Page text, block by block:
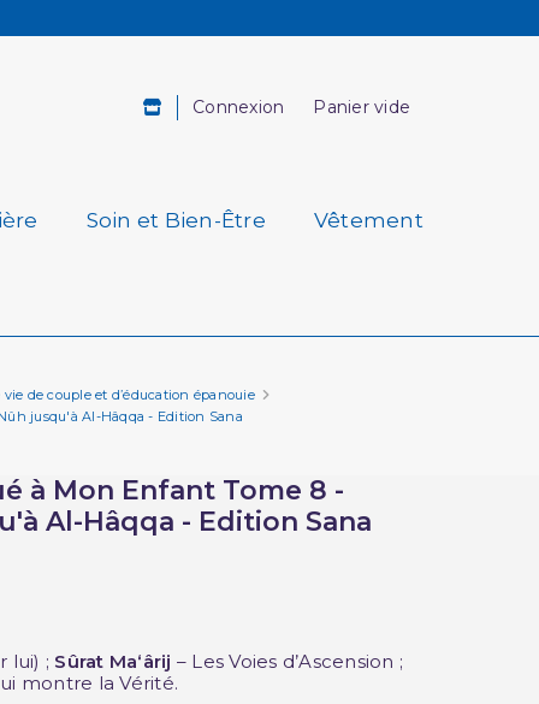
Connexion Panier vide
Soin et Bien-Être Vêtement
de couple et d’éducation épanouie
jusqu'à Al-Hâqqa - Edition Sana
à Mon Enfant Tome 8 -
Al-Hâqqa - Edition Sana
(1 avis)
lui) ; Sûrat Ma‘ârij – Les Voies d’Ascension ;
montre la Vérité.